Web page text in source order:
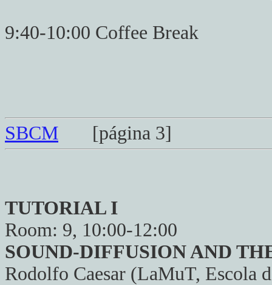
9:40-10:00 Coffee Break
SBCM [página 3]
TUTORIAL I
Room: 9, 10:00-12:00
SOUND-DIFFUSION AND
Rodolfo Caesar (LaMuT, Escola